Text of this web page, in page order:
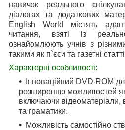
навичок реального
діалогах та додаткових
English World містять
читання, взяті із
ознайомлюють учнів з
такими як п`єси та газетні
Характерні особливості:
Інноваційний DVD-ROM
розширенню можливостей
включаючи відеоматеріали,
та граматики.
Можливість самостійно